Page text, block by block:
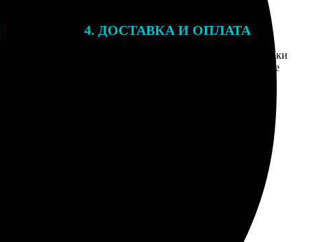
4. ДОСТАВКА И ОПЛАТА
Введите адрес и выберите способ доставки
заказа. Если у вас есть промокод, введите